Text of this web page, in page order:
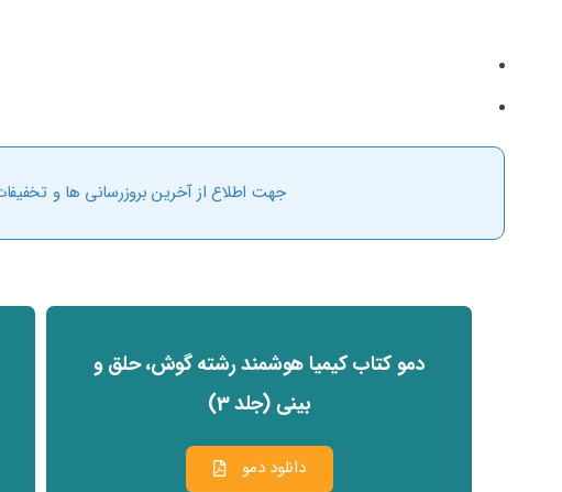
جهت اطلاع از آخرین بروزرسانی ها و
دمو کتاب کیمیا هوشمند رشته گوش، حلق و
بینی (جلد 3)
دانلود دمو